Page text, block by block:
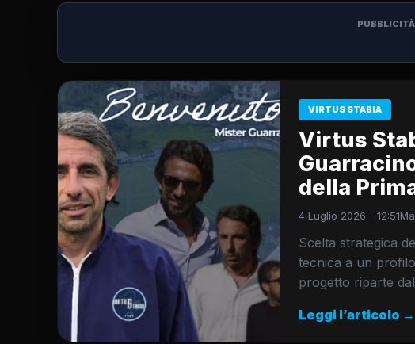
PUBBLICITÀ
VIRTUS STABIA
Virtus
della
4 Luglio 2026 - 12:51
Scelta strategica
tecnica a un
progetto riparte
Leggi l’articolo →